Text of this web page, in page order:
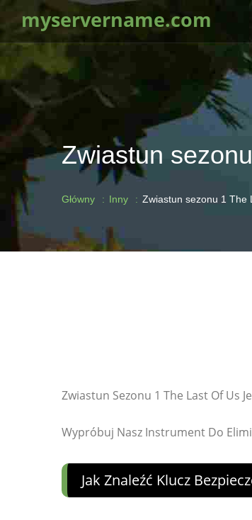
myservername.com
Zwiastun
Główny Inny Zwiastun sezonu 1 The
Zwiastun Sezonu 1 The Last Of Us
Wypróbuj Nasz Instrument Do
Jak Znaleźć Klucz